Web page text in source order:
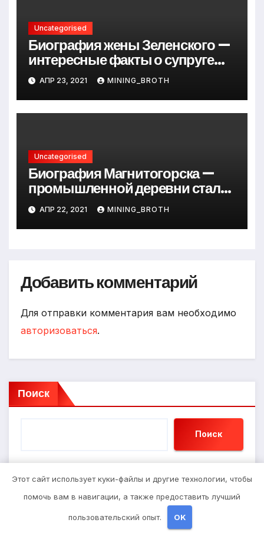
Uncategorised
Биография жены Зеленского —
интересные факты о супруге
президента Украины
АПР 23, 2021 MINING_BROTH
Uncategorised
Биография Магнитогорска —
промышленной деревни стали
превращается в современный
мегаполис
АПР 22, 2021 MINING_BROTH
Добавить комментарий
Для отправки комментария вам необходимо
авторизоваться.
Поиск
Поиск
Бизнес и Закон: Основы Успешного
Этот сайт использует куки-файлы и другие технологии, чтобы
помочь вам в навигации, а также предоставить лучший
пользовательский опыт. OK